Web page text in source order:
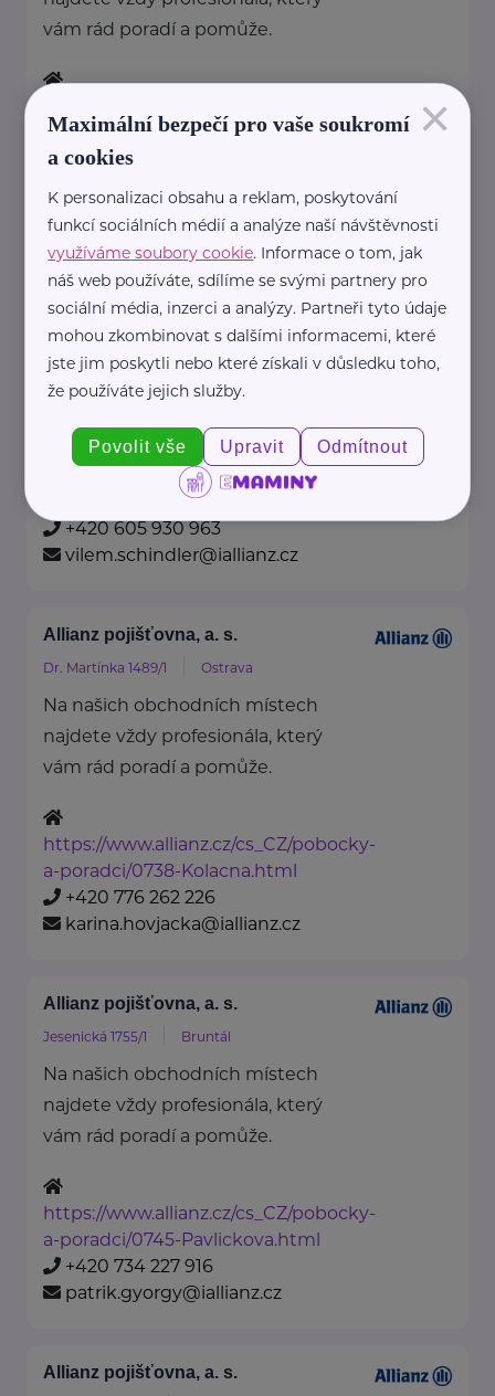
vám rád poradí a pomůže.
a-poradci/0677-Michalak.html
+420 724 273 350
miroslav.michalak@iallianz.cz
Allianz pojišťovna, a. s.
U Fortny 49/10 Opava
Na našich obchodních místech
najdete vždy profesionála, který
vám rád poradí a pomůže.
https://www.allianz.cz/cs_CZ/pobocky-
a-poradci/0693-Kukla.html
+420 605 930 963
vilem.schindler@iallianz.cz
Allianz pojišťovna, a. s.
Dr. Martínka 1489/1 Ostrava
Na našich obchodních místech
najdete vždy profesionála, který
vám rád poradí a pomůže.
https://www.allianz.cz/cs_CZ/pobocky-
a-poradci/0738-Kolacna.html
+420 776 262 226
karina.hovjacka@iallianz.cz
Allianz pojišťovna, a. s.
Jesenická 1755/1 Bruntál
Na našich obchodních místech
najdete vždy profesionála, který
vám rád poradí a pomůže.
https://www.allianz.cz/cs_CZ/pobocky-
a-poradci/0745-Pavlickova.html
+420 734 227 916
patrik.gyorgy@iallianz.cz
Allianz pojišťovna, a. s.
×
Maximální bezpečí pro vaše soukromí
a cookies
K personalizaci obsahu a reklam, poskytování
funkcí sociálních médií a analýze naší návštěvnosti
využíváme soubory cookie. Informace o tom, jak
náš web používáte, sdílíme se svými partnery pro
sociální média, inzerci a analýzy. Partneři tyto údaje
mohou zkombinovat s dalšími informacemi, které
jste jim poskytli nebo které získali v důsledku toho,
že používáte jejich služby.
Povolit vše Upravit Odmítnout